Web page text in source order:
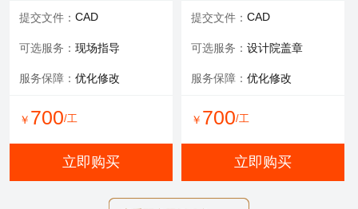
立即购买
提交文件： CAD
可选服务： 现场指导
服务保障： 优化修改
￥ 700/工
立即购买
提交文件： CAD
可选服务： 设计院盖章
服务保障： 优化修改
￥ 700/工
立即购买